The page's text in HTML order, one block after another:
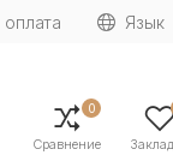
Язык
0
Сравнение